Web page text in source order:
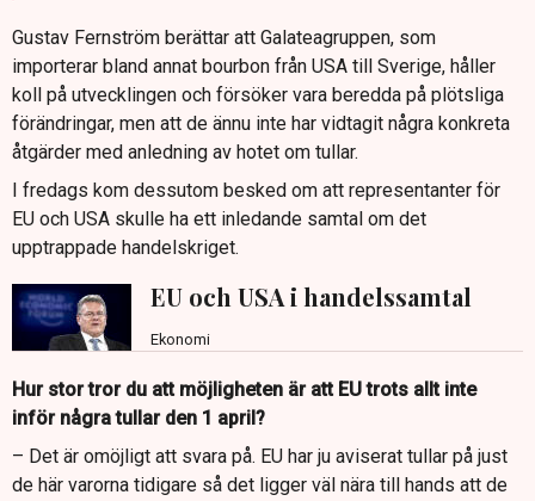
Gustav Fernström berättar att Galateagruppen, som
importerar bland annat bourbon från USA till Sverige, håller
koll på utvecklingen och försöker vara beredda på plötsliga
förändringar, men att de ännu inte har vidtagit några konkreta
åtgärder med anledning av hotet om tullar.
I fredags kom dessutom besked om att representanter för
EU och USA skulle ha ett inledande samtal om det
upptrappade handelskriget.
EU och USA i handelssamtal
Ekonomi
Hur stor tror du att möjligheten är att EU trots allt inte
inför några tullar den 1 april?
– Det är omöjligt att svara på. EU har ju aviserat tullar på just
de här varorna tidigare så det ligger väl nära till hands att de